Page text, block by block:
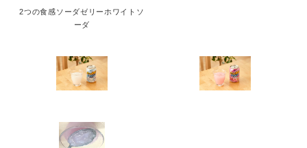
2つの食感ソーダゼリーホワイトソ
ーダ